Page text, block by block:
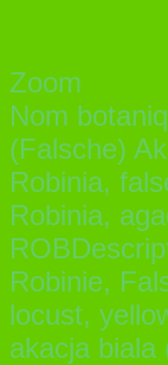
Zoom
Nom
(Falsche)
Robinia,
Robinia,
Robinie,
locust,
akacja